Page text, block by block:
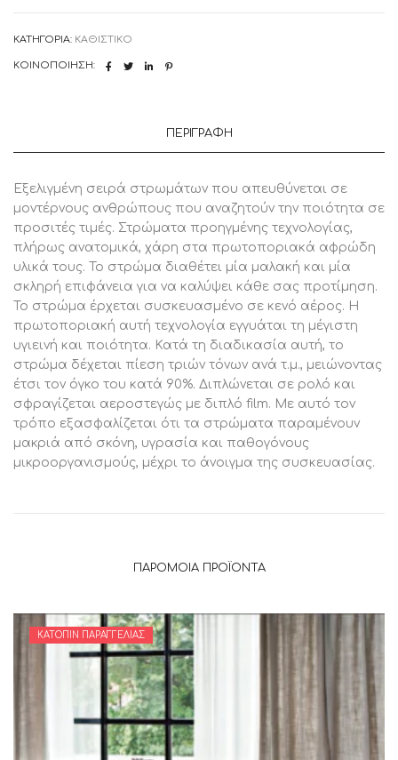
ΚΑΤΗΓΟΡΊΑ: ΚΑΘΙΣΤΙΚΟ
ΚΟΙΝΟΠΟΊΗΣΗ:
ΠΕΡΙΓΡΑΦΉ
Εξελιγμένη σειρά στρωμάτων που απευθύνεται σε
μοντέρνους ανθρώπους που αναζητούν την ποιότητα σε
προσιτές τιμές. Στρώματα προηγμένης τεχνολογίας,
πλήρως ανατομικά, χάρη στα πρωτοποριακά αφρώδη
υλικά τους. Το στρώμα διαθέτει μία μαλακή και μία
σκληρή επιφάνεια για να καλύψει κάθε σας προτίμηση.
Το στρώμα έρχεται συσκευασμένο σε κενό αέρος. Η
πρωτοποριακή αυτή τεχνολογία εγγυάται τη μέγιστη
υγιεινή και ποιότητα. Κατά τη διαδικασία αυτή, το
στρώμα δέχεται πίεση τριών τόνων ανά τ.μ., μειώνοντας
έτσι τον όγκο του κατά 90%. Διπλώνεται σε ρολό και
σφραγίζεται αεροστεγώς με διπλό film. Με αυτό τον
τρόπο εξασφαλίζεται ότι τα στρώματα παραμένουν
μακριά από σκόνη, υγρασία και παθογόνους
μικροοργανισμούς, μέχρι το άνοιγμα της συσκευασίας.
ΠΑΡΌΜΟΙΑ ΠΡΟΪΌΝΤΑ
ΚΑΤΌΠΙΝ ΠΑΡΑΓΓΕΛΊΑΣ